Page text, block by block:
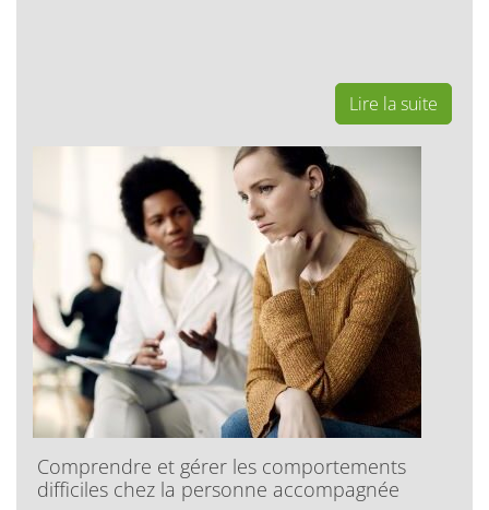
Lire la suite
Comprendre et gérer les comportements
difficiles chez la personne accompagnée